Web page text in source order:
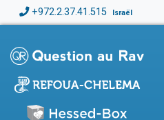
+972.2.37.41.515 Israël